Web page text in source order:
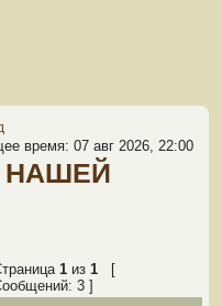
время: 07 авг 2026, 22:00
НАШЕЙ
1 из 1 [
3 ]